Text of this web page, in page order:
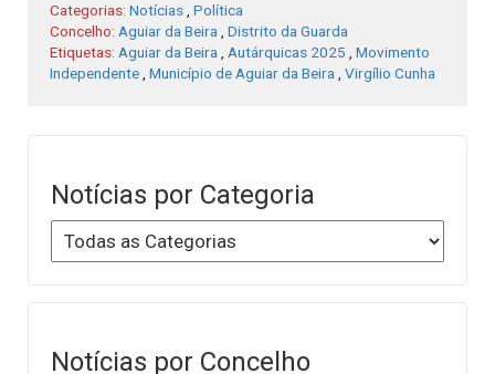
Categorias: Notícias, Política
Concelho: Aguiar da Beira, Distrito da Guarda
Etiquetas: Aguiar da Beira, Autárquicas 2025 , Movimento
Independente, Município de Aguiar da Beira, Virgílio Cunha
Notícias por Categoria
Notícias por Concelho